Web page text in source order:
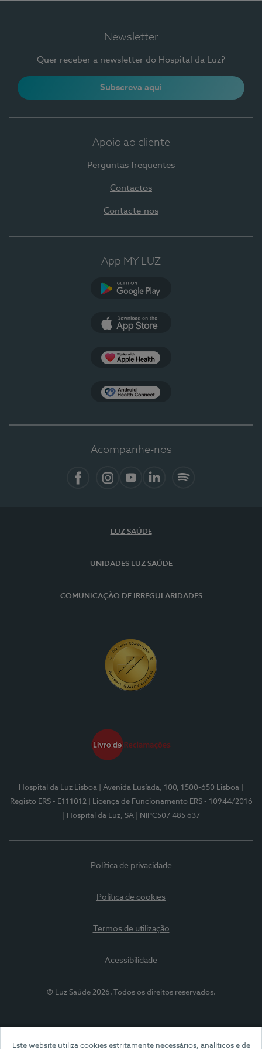
Este website utiliza cookies estritamente necessários, analíticos e de
Newsletter
Quer receber a newsletter do Hospital da Luz?
Subscreva aqui
Apoio ao cliente
Perguntas frequentes
Contactos
Contacte-nos
App MY LUZ
Acompanhe-nos
LUZ SAÚDE
UNIDADES LUZ SAÚDE
COMUNICAÇÃO DE IRREGULARIDADES
Hospital da Luz Lisboa | Avenida Lusíada, 100, 1500-650 Lisboa
Registo ERS - E111012
| Licença de Funcionamento ERS - 10944/2016
| Hospital da Luz, SA
| NIPC507 485 637
Política de privacidade
Política de cookies
Termos de utilização
Acessibilidade
© Luz Saúde 2026. Todos os direitos reservados.